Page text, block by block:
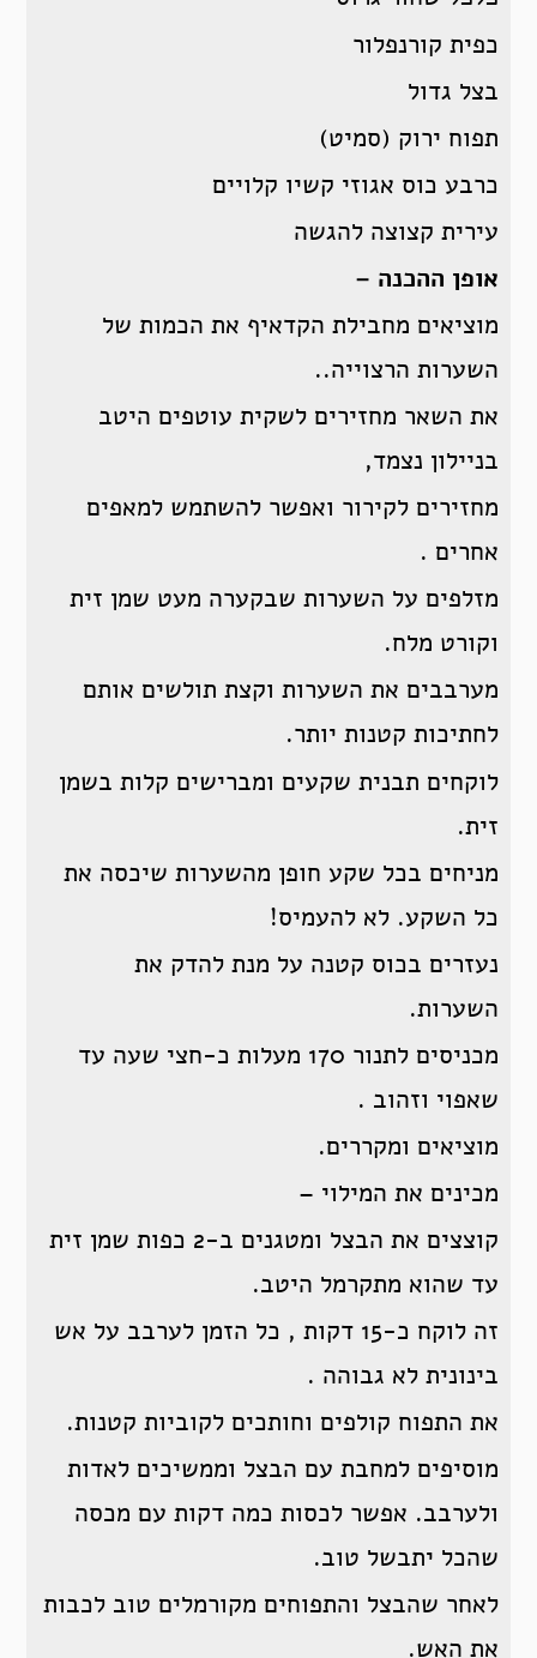
כפית קורנפלור
בצל גדול
תפוח ירוק (סמיט)
כרבע כוס אגוזי קשיו קלויים
עירית קצוצה להגשה
אופן ההכנה –
מוציאים מחבילת הקדאיף את הכמות של
השערות הרצוייה..
את השאר מחזירים לשקית עוטפים היטב
בניילון נצמד,
מחזירים לקירור ואפשר להשתמש למאפים
אחרים .
מזלפים על השערות שבקערה מעט שמן זית
וקורט מלח.
מערבבים את השערות וקצת תולשים אותם
לחתיכות קטנות יותר.
לוקחים תבנית שקעים ומברישים קלות בשמן
זית.
מניחים בכל שקע חופן מהשערות שיכסה את
כל השקע. לא להעמיס!
נעזרים בכוס קטנה על מנת להדק את
השערות.
מכניסים לתנור 170 מעלות כ-חצי שעה עד
שאפוי וזהוב .
מוציאים ומקררים.
מכינים את המילוי –
קוצצים את הבצל ומטגנים ב-2 כפות שמן זית
עד שהוא מתקרמל היטב.
זה לוקח כ-15 דקות , כל הזמן לערבב על אש
בינונית לא גבוהה .
את התפוח קולפים וחותכים לקוביות קטנות.
מוסיפים למחבת עם הבצל וממשיכים לאדות
ולערבב. אפשר לכסות כמה דקות עם מכסה
שהכל יתבשל טוב.
לאחר שהבצל והתפוחים מקורמלים טוב לכבות
את האש.